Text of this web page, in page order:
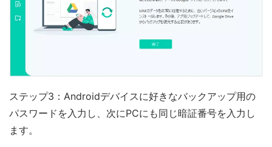
ステップ3：Androidデバイスに好きなバックアップ用の
パスワードを入力し、次にPCにも同じ暗証番号を入力し
ます。